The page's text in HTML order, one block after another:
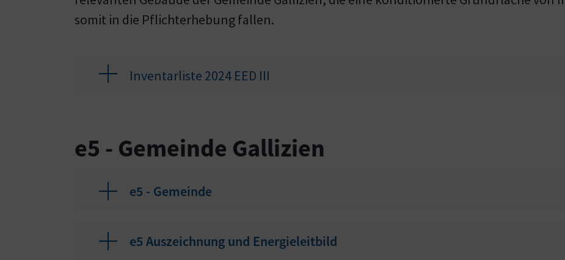
somit in die Pflichterhebung fallen.
Inventarliste 2024 EED III
e5 - Gemeinde Gallizien
e5 - Gemeinde
e5 Auszeichnung und Energieleitbild